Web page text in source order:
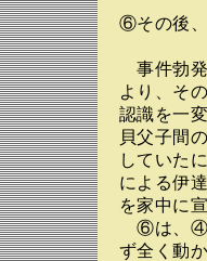
⑥その後、
事件勃
より、そ
認識を一
貝父子間
していた
による伊
を家中に
⑥は、④
ず全く動